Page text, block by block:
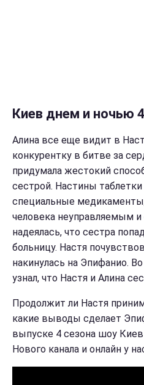
Киев днем и ночью
Алина все еще видит в
конкурентку в битве за
придумала жестокий
сестрой. Настины
специальные
человека неуправляемым и
надеялась, что сестра
больницу. Настя
накинулась на Эпифанио.
узнал, что Настя и Алина
Продолжит ли Настя
какие выводы сделает
выпуске 4 сезона шоу
Нового канала и онлайн у